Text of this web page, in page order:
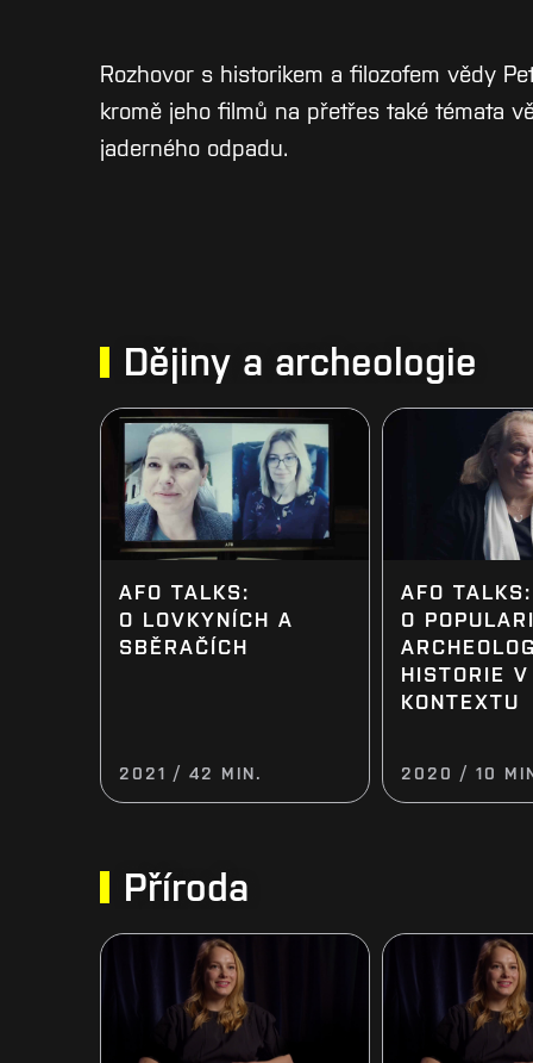
Rozhovor s historikem a filozofem vědy
kromě jeho filmů na přetřes také témata
jaderného odpadu.
Dějiny a archeologie
AFO TALKS:
O LOVKYNÍCH A
SBĚRAČÍCH
2021 / 42 MIN.
AFO TALKS:
O
HISTORIE
KONTEXTU
2020 / 10
Příroda